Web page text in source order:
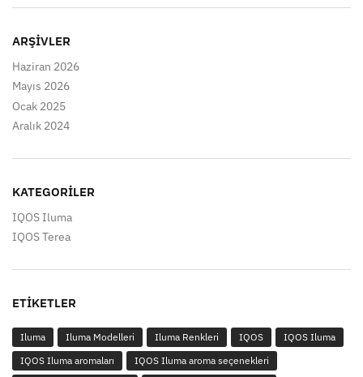
ARŞIVLER
Haziran 2026
Mayıs 2026
Ocak 2025
Aralık 2024
KATEGORILER
IQOS Iluma
IQOS Terea
ETIKETLER
Iluma Iluma Modelleri Iluma Renkleri IQOS
IQOS Iluma
IQOS Iluma aromaları
IQOS Iluma aroma seçenekleri